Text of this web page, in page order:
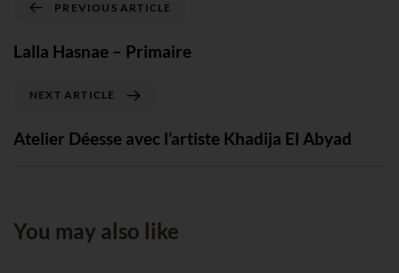
PREVIOUS ARTICLE
Lalla Hasnae – Primaire
NEXT ARTICLE
Atelier Déesse avec l’artiste Khadija El Abyad
You may also like